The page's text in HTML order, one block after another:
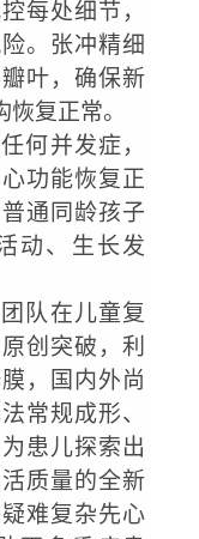
每处细节，
。张冲精细
叶，确保新
复正常。
何并发症，
功能恢复正
通同龄孩子
动、生长发
队在儿童复
创突破，利
，国内外尚
常规成形、
患儿探索出
质量的全新
难复杂先心